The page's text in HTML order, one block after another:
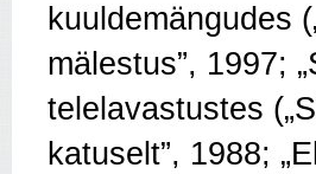
kuuldemängudes
mälestus”, 1997;
telelavastustes
katuselt”, 1988;